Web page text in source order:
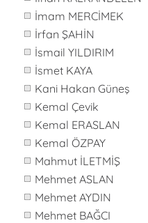
İmam MERCİMEK
İrfan ŞAHİN
İsmail YILDIRIM
İsmet KAYA
Kani Hakan Güneş
Kemal Çevik
Kemal ERASLAN
Kemal ÖZPAY
Mahmut İLETMİŞ
Mehmet ASLAN
Mehmet AYDIN
Mehmet BAĞCI